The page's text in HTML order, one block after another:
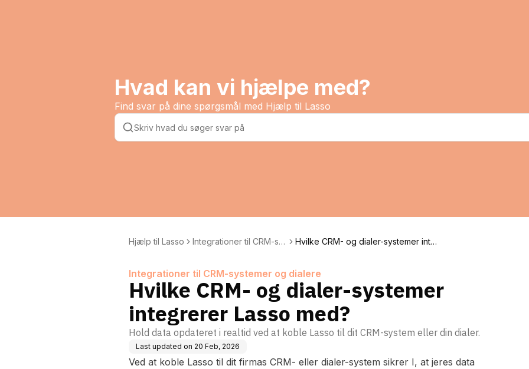
Hvad kan vi hjælpe med?
Find svar på dine spørgsmål med Hjælp til Lasso
Hjælp til Lasso
Integrationer til CRM-sy
Hvilke CRM- og dialer-systemer inte
Integrationer til CRM-systemer og dialere
Hvilke CRM- og dialer-systemer
integrerer Lasso med?
Hold data opdateret i realtid ved at koble Lasso til dit CRM-system eller din dialer.
Last updated on 20 Feb, 2026
Ved at koble Lasso til dit firmas CRM- eller dialer-system sikrer I, at jeres data